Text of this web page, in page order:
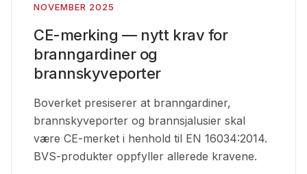
NOVEMBER 2025
CE-merking — nytt krav for
branngardiner og
brannskyveporter
Boverket presiserer at branngardiner,
brannskyveporter og brannsjalusier skal
være CE-merket i henhold til EN 16034:2014.
BVS-produkter oppfyller allerede kravene.